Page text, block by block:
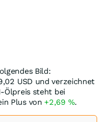
Bild:
USD und verzeichnet
Ölpreis steht bei
Plus von +2,69 %.